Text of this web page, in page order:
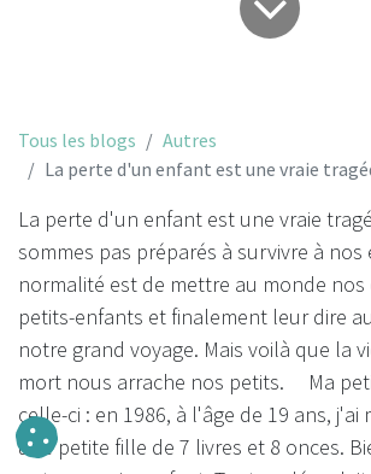
Tous les blogs
Autres
La perte d'un enfant est une vraie
La perte d'un enfant est une vraie
sommes pas préparés à survivre à nos
normalité est de mettre au monde
petits-enfants et finalement leur dire
notre grand voyage. Mais voilà que la
mort nous arrache nos petits. Ma
celle-ci : en 1986, à l'âge de 19 ans, j'ai
une petite fille de 7 livres et 8 onces.